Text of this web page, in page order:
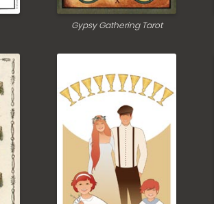
Gypsy Gathering Tarot